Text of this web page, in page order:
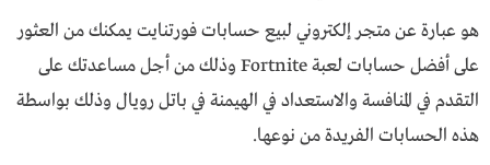
هو عبارة عن متجر إلكتروني لبيع حسابات فورتنايت يمكنك من العثور
على أفضل حسابات لعبة Fortnite وذلك من أجل مساعدتك على
التقدم في المنافسة والاستعداد في الهيمنة في باتل رويال وذلك بواسطة
هذه الحسابات الفريدة من نوعها.